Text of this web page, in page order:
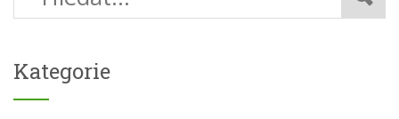
Kategorie